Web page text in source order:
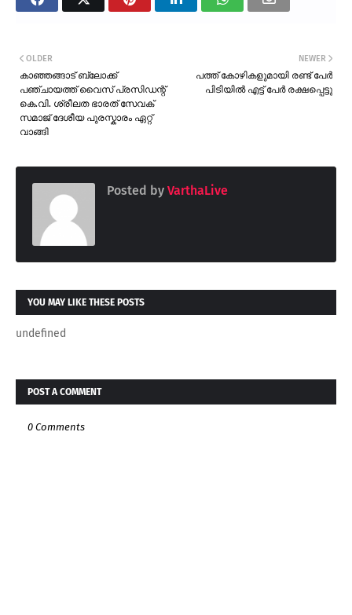
NEWER
പത്ത് കോഴികളുമായി രണ്ട് പേർ
പിടിയിൽ എട്ട് പേർ രക്ഷപ്പെട്ടു
OLDER
കാഞ്ഞങ്ങാട് ബ്ലോക്ക്
പഞ്ചായത്ത് വൈസ് പ്രസിഡന്റ്
കെ.വി. ശ്രീലത ഭാരത് സേവക്
സമാജ് ദേശീയ പുരസ്കാരം ഏറ്റ്
വാങ്ങി
Posted by VarthaLive
YOU MAY LIKE THESE POSTS
undefined
POST A COMMENT
0 Comments